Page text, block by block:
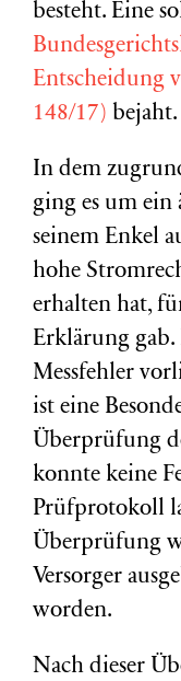
besteht. Eine
Entscheidung
148/17) bejaht.
In dem
ging es um ein
seinem Enkel
hohe
erhalten hat,
Erklärung gab.
Messfehler
ist eine
Überprüfung
konnte keine
Prüfprotokoll
Überprüfung
Versorger
worden.
Nach dieser